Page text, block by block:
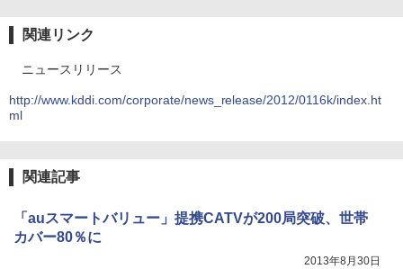
関連リンク
ニュースリリース
http://www.kddi.com/corporate/news_release/2012/0116k/index.ht
ml
関連記事
「auスマートバリュー」提携CATVが200局突破、世帯
カバー80％に
2013年8月30日